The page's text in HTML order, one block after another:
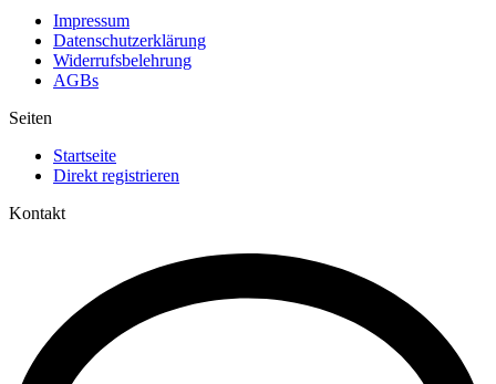
Impressum
Datenschutzerklärung
Widerrufsbelehrung
AGBs
Seiten
Startseite
Direkt registrieren
Kontakt